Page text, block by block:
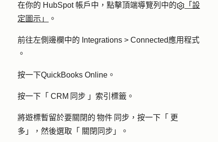
在你的 HubSpot 帳戶中，點擊頂端導覽列中的
「設
定圖示」
。
前往左側邊欄中的 Integrations > Connected應用程式
。
按一下QuickBooks Online 。
按一下「 CRM 同步 」索引標籤。
將遊標暫留於要關閉的 物件 同步，按一下「 更
多 」，然後選取「 關閉同步 」。